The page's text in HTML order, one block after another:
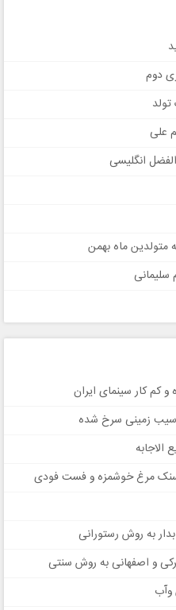
دوم
علی
انگلیسی
ماه بهمن
سلیمانی
کم کار سینمای ایران
زمینی سرخ شده
الاجابه
اسنک مرغ خوشمزه و فست فودی
به روش رستورانی
و اصفهانی به روش سنتی
وآب